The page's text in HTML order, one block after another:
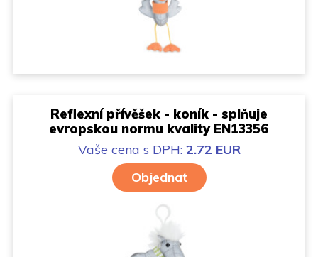
Reflexní přívěšek - koník - splňuje
evropskou normu kvality EN13356
Vaše cena s DPH: 2.72 EUR
Objednat